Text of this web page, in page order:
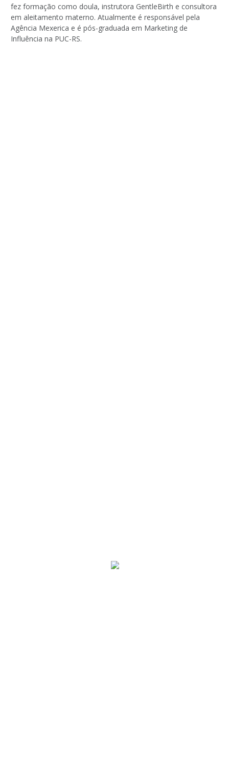
fez formação como doula, instrutora GentleBirth e consultora
em aleitamento materno. Atualmente é responsável pela
Agência Mexerica e é pós-graduada em Marketing de
Influência na PUC-RS.